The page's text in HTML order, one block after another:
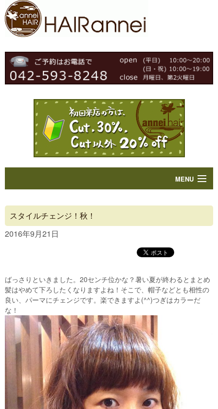
MENU
Concept
Blog
Contact
スタイルチェンジ！秋！
2016年9月21日
ばっさりといきました。20センチ位かな？暑い夏が終わるとまとめ
髪はやめて下ろしたくなりますよね！そこで、帽子などとも相性の
良い、パーマにチェンジです。楽できますよ(^^)つぎはカラーだ
な！